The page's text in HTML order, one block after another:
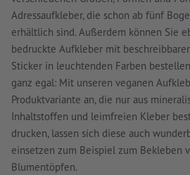
Adressaufkleber, die schon ab fünf
erhältlich sind. Außerdem können Sie
bedruckte Aufkleber mit
Sticker in leuchtenden Farben
ganz egal: Mit unseren veganen
Produktvariante an, die nur aus
Inhaltstoffen und leimfreien Kleber
drucken, lassen sich diese auch
einsetzen zum Beispiel zum Bekleben
Blumentöpfen.